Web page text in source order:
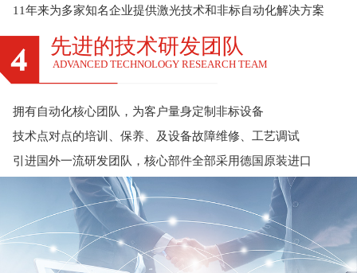
11年来为多家知名企业提供激光技术和非标自动化解决方案
先进的技术研发团队
ADVANCED TECHNOLOGY RESEARCH TEAM
拥有自动化核心团队，为客户量身定制非标设备
技术点对点的培训、保养、及设备故障维修、工艺调试
引进国外一流研发团队，核心部件全部采用德国原装进口